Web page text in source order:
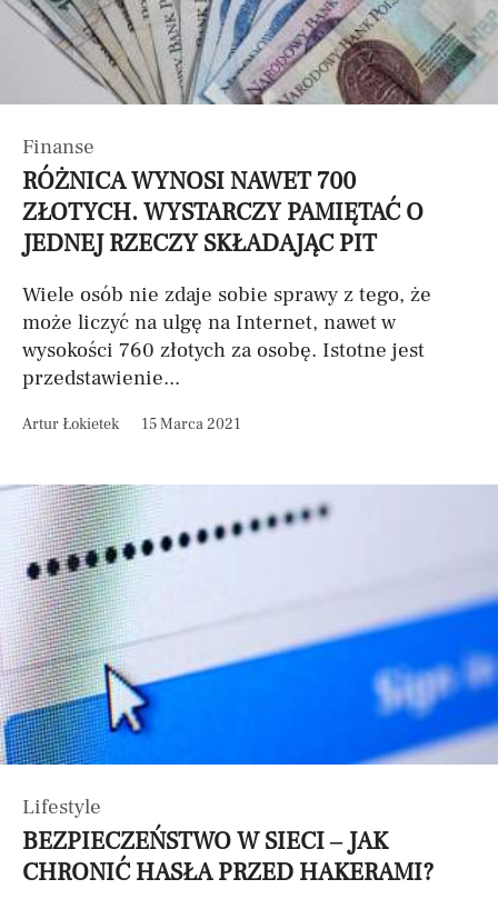
Finanse
RÓŻNICA WYNOSI NAWET 700
ZŁOTYCH. WYSTARCZY PAMIĘTAĆ O
JEDNEJ RZECZY SKŁADAJĄC PIT
Wiele osób nie zdaje sobie sprawy z tego, że
może liczyć na ulgę na Internet, nawet w
wysokości 760 złotych za osobę. Istotne jest
przedstawienie...
Artur Łokietek 15 Marca 2021
Lifestyle
BEZPIECZEŃSTWO W SIECI – JAK
CHRONIĆ HASŁA PRZED HAKERAMI?